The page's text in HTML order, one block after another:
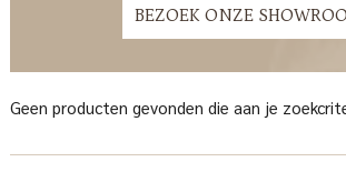
BEZOEK ONZE
Geen producten gevonden die aan je